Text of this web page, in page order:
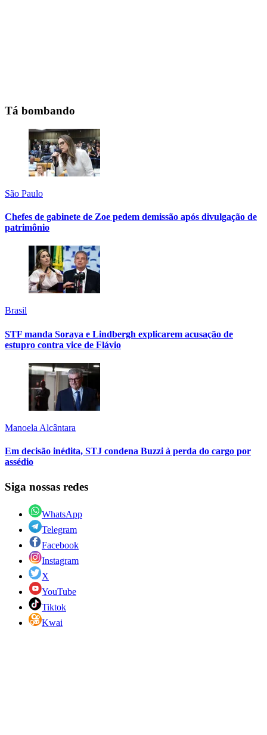
Tá bombando
São Paulo
Chefes de gabinete de Zoe pedem demissão após divulgação de
patrimônio
Brasil
STF manda Soraya e Lindbergh explicarem acusação de
estupro contra vice de Flávio
Manoela Alcântara
Em decisão inédita, STJ condena Buzzi à perda do cargo por
assédio
Siga nossas redes
WhatsApp
Telegram
Facebook
Instagram
X
YouTube
Tiktok
Kwai